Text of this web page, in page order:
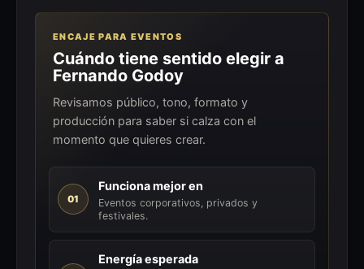
ENCAJE PARA EVENTOS
Cuándo tiene sentido elegir a
Fernando Godoy
Revisamos público, tono, formato y
producción para saber si calza con el
momento que quieres crear.
01
Funciona mejor en
Eventos corporativos, privados y
festivales.
Energía esperada